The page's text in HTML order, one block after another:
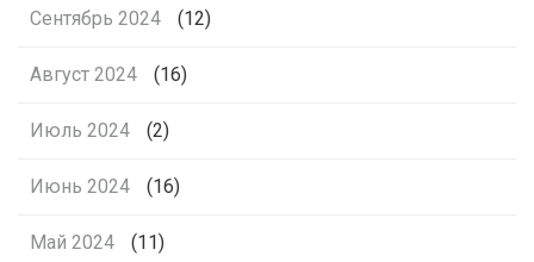
Сентябрь 2024 (12)
Август 2024 (16)
Июль 2024 (2)
Июнь 2024 (16)
Май 2024 (11)